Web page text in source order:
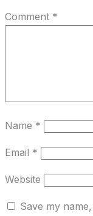
Comment *
Name *
Email *
Website
Save my